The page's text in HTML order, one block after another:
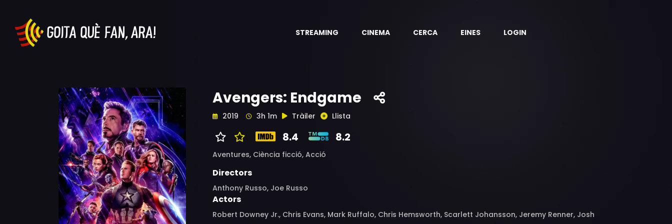
STREAMING CINEMA CERCA EINES LOGIN
Avengers: Endgame
2019 3h 1m Tràiler Llista
8.4 8.2
Aventures, Ciència ficció, Acció
Directors
Anthony Russo, Joe Russo
Actors
Robert Downey Jr., Chris Evans, Mark Ruffalo, Chris Hemsworth, Scarlett Johansson, Jeremy Renner, Josh